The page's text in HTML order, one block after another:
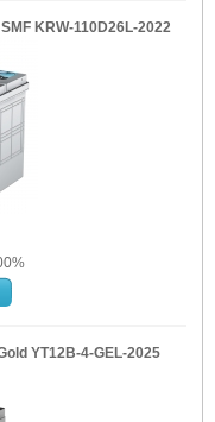
KRW-110D26L-2022
YT12B-4-GEL-2025